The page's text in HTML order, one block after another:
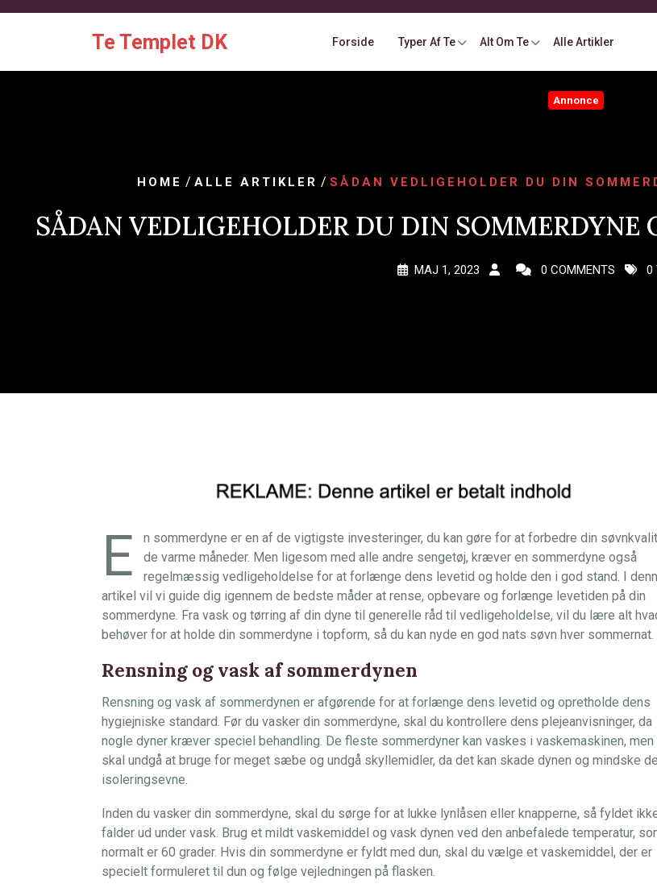
Te Templet DK Forside Typer Af Te Alt Om Te Alle Artikler
Annonce
HOME / ALLE ARTIKLER / SÅDAN VEDLIGEHOLDER DU DIN
SÅDAN VEDLIGEHOLDER DU DIN
MAJ 1, 2023 0 COMMENTS 0
E
n sommerdyne er en af de vigtigste investeringer, du kan gøre for at forbedre din
de varme måneder. Men ligesom med alle andre sengetøj, kræver en sommerdyne også
regelmæssig vedligeholdelse for at forlænge dens levetid og holde den i god stand. I
artikel vil vi guide dig igennem de bedste måder at rense, opbevare og forlænge levetiden på din
sommerdyne. Fra vask og tørring af din dyne til generelle råd til vedligeholdelse, vil du lære alt
behøver for at holde din sommerdyne i topform, så du kan nyde en god nats søvn hver sommernat.
Rensning og vask af sommerdynen
Rensning og vask af sommerdynen er afgørende for at forlænge dens levetid og opretholde dens
hygiejniske standard. Før du vasker din sommerdyne, skal du kontrollere dens plejeanvisninger, da
nogle dyner kræver speciel behandling. De fleste sommerdyner kan vaskes i vaskemaskinen, men
skal undgå at bruge for meget sæbe og undgå skyllemidler, da det kan skade dynen og mindske
isoleringsevne.
Inden du vasker din sommerdyne, skal du sørge for at lukke lynlåsen eller knapperne, så fyldet
falder ud under vask. Brug et mildt vaskemiddel og vask dynen ved den anbefalede temperatur,
normalt er 60 grader. Hvis din sommerdyne er fyldt med dun, skal du vælge et vaskemiddel, der er
specielt formuleret til dun og følge vejledningen på flasken.